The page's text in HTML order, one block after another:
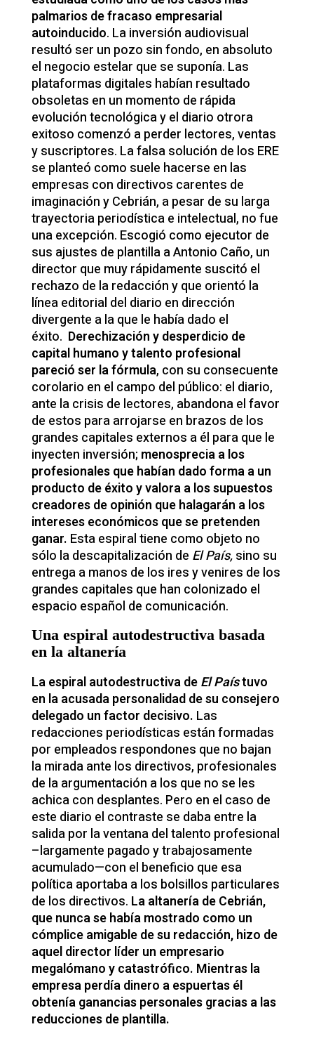
palmarios de fracaso empresarial
autoinducido. La inversión audiovisual
resultó ser un pozo sin fondo, en absoluto
el negocio estelar que se suponía. Las
plataformas digitales habían resultado
obsoletas en un momento de rápida
evolución tecnológica y el diario otrora
exitoso comenzó a perder lectores, ventas
y suscriptores. La falsa solución de los ERE
se planteó como suele hacerse en las
empresas con directivos carentes de
imaginación y Cebrián, a pesar de su larga
trayectoria periodística e intelectual, no fue
una excepción. Escogió como ejecutor de
sus ajustes de plantilla a Antonio Caño, un
director que muy rápidamente suscitó el
rechazo de la redacción y que orientó la
línea editorial del diario en dirección
divergente a la que le había dado el
éxito. Derechización y desperdicio de
capital humano y talento profesional
pareció ser la fórmula, con su consecuente
corolario en el campo del público: el diario,
ante la crisis de lectores, abandona el favor
de estos para arrojarse en brazos de los
grandes capitales externos a él para que le
inyecten inversión; menosprecia a los
profesionales que habían dado forma a un
producto de éxito y valora a los supuestos
creadores de opinión que halagarán a los
intereses económicos que se pretenden
ganar. Esta espiral tiene como objeto no
sólo la descapitalización de El País,sino su
entrega a manos de los ires y venires de los
grandes capitales que han colonizado el
espacio español de comunicación.
Una espiral autodestructiva basada
en la altanería
La espiral autodestructiva deEl Paístuvo
en la acusada personalidad de su consejero
delegado un factor decisivo. Las
redacciones periodísticas están formadas
por empleados respondones que no bajan
la mirada ante los directivos, profesionales
de la argumentación a los que no se les
achica con desplantes. Pero en el caso de
este diario el contraste se daba entre la
salida por la ventana del talento profesional
–largamente pagado y trabajosamente
acumulado—con el beneficio que esa
política aportaba a los bolsillos particulares
de los directivos. La altanería de Cebrián,
que nunca se había mostrado como un
cómplice amigable de su redacción, hizo de
aquel director líder un empresario
megalómano y catastrófico. Mientras la
empresa perdía dinero a espuertas él
obtenía ganancias personales gracias a las
reducciones de plantilla.